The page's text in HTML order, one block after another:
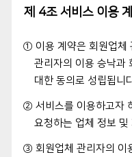
제 4조 서비스 이용
① 이용 계약은 회원업체
관리자의 이용 승낙과
대한 동의로 성립됩니
② 서비스를 이용하고자
요청하는 업체 정보 및
③ 회원업체 관리자의 이